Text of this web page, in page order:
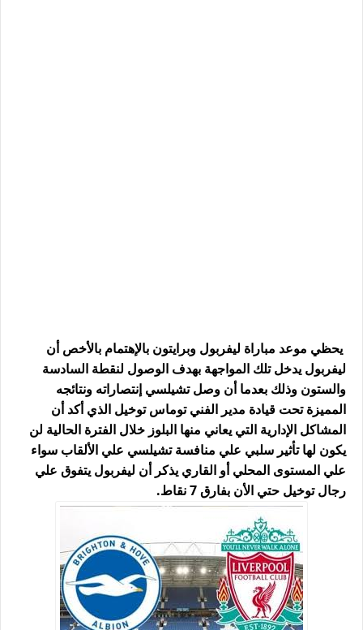
يحظي موعد مباراة ليفربول وبرايتون بالإهتمام بالأخص أن
ليفربول يدخل تلك المواجهة بهدف الوصول لنقطة السادسة
والستون وذلك بعدما أن وصل تشيلسي إنتصاراته ونتائجه
المميزة تحت قيادة مدير الفني توماس توخيل الذي أكد أن
المشاكل الإدارية التي يعاني منها البلوز خلال الفترة الحالية لن
يكون لها تأثير سلبي علي منافسة تشيلسي علي الألقاب سواء
علي المستوى المحلي أو القاري يذكر أن ليفربول يتفوق علي
رجال توخيل حتي الأن بفارق 7 نقاط.